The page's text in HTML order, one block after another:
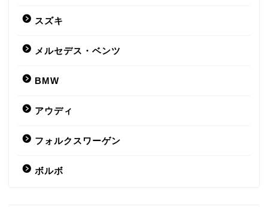
スズキ
メルセデス・ベンツ
BMW
アウディ
フォルクスワーゲン
ボルボ